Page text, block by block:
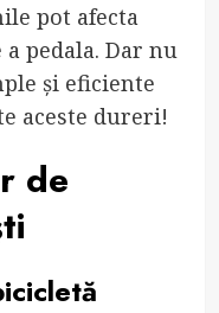
pot afecta
pedala. Dar nu
și eficiente
aceste dureri!
de